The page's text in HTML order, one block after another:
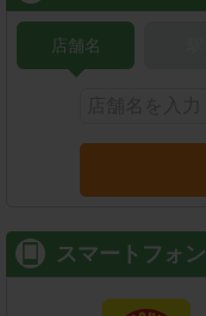
店舗名
スマートフォン